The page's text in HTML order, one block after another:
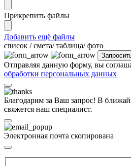
Прикрепить файлы
Добавить ещё файлы
cписок / смета/ таблица/ фото
Отправляя данную форму, вы
обработки персональных данных
Благодарим за Ваш запрос! В
свяжется наш специалист.
Электронная почта скопирована